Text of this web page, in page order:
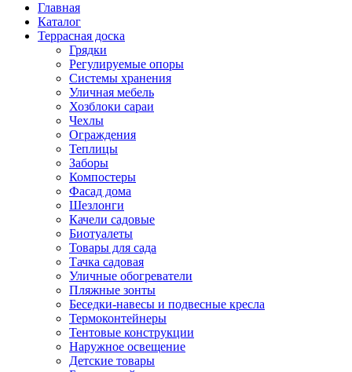
Главная
Каталог
Террасная доска
Грядки
Регулируемые опоры
Системы хранения
Уличная мебель
Хозблоки сараи
Чехлы
Ограждения
Теплицы
Заборы
Компостеры
Фасад дома
Шезлонги
Качели садовые
Биотуалеты
Товары для сада
Тачка садовая
Уличные обогреватели
Пляжные зонты
Беседки-навесы и подвесные кресла
Термоконтейнеры
Тентовые конструкции
Наружное освещение
Детские товары